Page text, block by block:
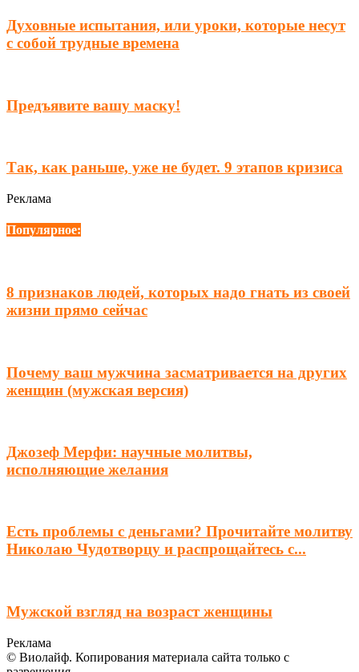
Духовные испытания, или уроки, которые несут
с собой трудные времена
Предъявите вашу маску!
Тaк, кaк рaньше, уже не будет. 9 этапов кризиса
Реклама
Популярное:
8 признаков людей, которых надо гнать из своей
жизни прямо сейчас
Почему ваш мужчина засматривается на других
женщин (мужская версия)
Джозеф Мерфи: научные молитвы,
исполняющие желания
Есть проблемы с деньгами? Прочитайте молитву
Николаю Чудотворцу и распрощайтесь с...
Мужской взгляд на возраст женщины
Реклама
© Виолайф. Копирования материала сайта только с